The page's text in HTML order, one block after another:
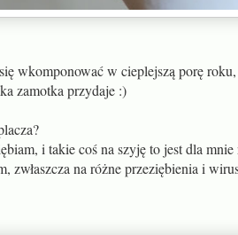
wkomponować w cieplejszą porę roku,
zamotka przydaje :)
i takie coś na szyję to jest dla
zwłaszcza na różne przeziębienia i